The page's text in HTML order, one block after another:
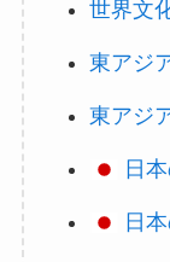
世界文
東アジ
東アジ
日
日